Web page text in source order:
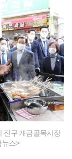
진구 개금골목시장
뉴스>